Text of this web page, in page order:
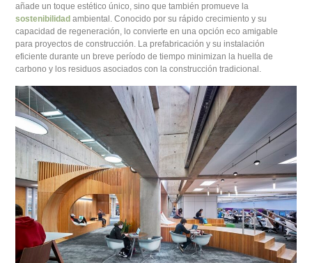
añade un toque estético único, sino que también promueve la
sostenibilidad ambiental. Conocido por su rápido crecimiento y su
capacidad de regeneración, lo convierte en una opción eco amigable
para proyectos de construcción. La prefabricación y su instalación
eficiente durante un breve período de tiempo minimizan la huella de
carbono y los residuos asociados con la construcción tradicional.